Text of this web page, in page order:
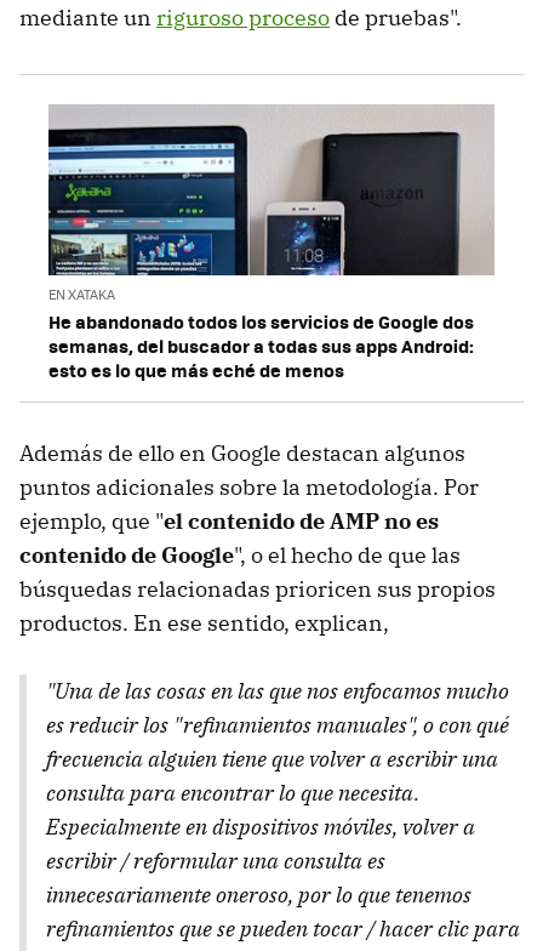
mediante un riguroso proceso de pruebas".
EN XATAKA
He abandonado todos los servicios de Google dos
semanas, del buscador a todas sus apps Android:
esto es lo que más eché de menos
Además de ello en Google destacan algunos
puntos adicionales sobre la metodología. Por
ejemplo, que "el contenido de AMP no es
contenido de Google", o el hecho de que las
búsquedas relacionadas prioricen sus propios
productos. En ese sentido, explican,
"Una de las cosas en las que nos enfocamos mucho
es reducir los "refinamientos manuales", o con qué
frecuencia alguien tiene que volver a escribir una
consulta para encontrar lo que necesita.
Especialmente en dispositivos móviles, volver a
escribir / reformular una consulta es
innecesariamente oneroso, por lo que tenemos
refinamientos que se pueden tocar / hacer clic para